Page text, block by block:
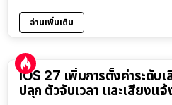
อ่านเพิ่มเติม
iOS 27 เพิ่มการตั้งค่าระดับ
ปลุก ตัวจับเวลา และเสียงแจ้